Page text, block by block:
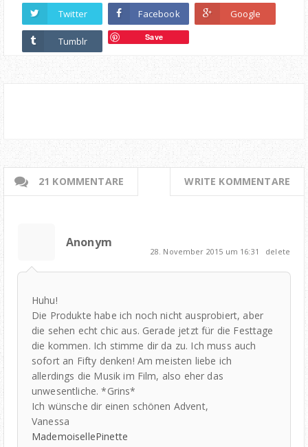
Twitter Facebook Google
Tumblr Save
21 KOMMENTARE WRITE KOMMENTARE
Anonym
28. November 2015 um 16:31 delete
Huhu!
Die Produkte habe ich noch nicht ausprobiert, aber
die sehen echt chic aus. Gerade jetzt für die Festtage
die kommen. Ich stimme dir da zu. Ich muss auch
sofort an Fifty denken! Am meisten liebe ich
allerdings die Musik im Film, also eher das
unwesentliche. *Grins*
Ich wünsche dir einen schönen Advent,
Vanessa
MademoisellePinette